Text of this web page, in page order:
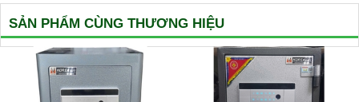
SẢN PHẨM CÙNG THƯƠNG HIỆU